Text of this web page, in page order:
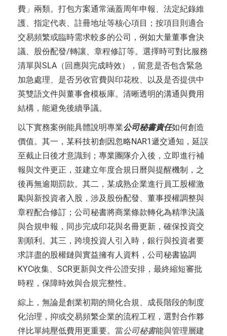
費」兩類。打包方案通常涵蓋周年申報、法定紀錄維
護、指定代表、註冊地址等核心項目；按項目則適合
交易頻繁或臨時需求較多的公司，例如大量董事會決
議、股份配發/轉讓、章程修訂等。選擇時可對比服務
清單與SLA（回應與完成時效），留意是否包含緊急
加急處理、是否另收官費與印花稅、以及是否提供中
英雙語文件與董事會模板庫。清晰透明的溝通與費用
結構，能避免後續爭議。
以下實務案例能具體說明專業公司秘書責任如何創造
價值。其一，某科技初創因忽略NAR1遞交通知，延誤
至截止日後才意識到；專業團隊介入後，立即進行補
報與文件更正，並建立年度合規日曆與提醒機制，之
後再無逾期罰款。其二，某成熟企業進行員工股權激
勵與新投資者入股，涉及股份配發、董事授權調整與
章程配合修訂；公司秘書將商業條款轉化為精準決議
與合規申報，同步完成印花與名冊更新，確保投資交
割順利。其三，跨境投資人引入時，銀行與投資者要
求詳盡的股權鏈與實益擁有人資料，公司秘書協調
KYC收集、SCR更新與文件公證安排，最終縮短審批
時程，保障時效與合規完整性。
綜上，無論是創業初期的簡化合規、成長階段的制度
化治理，抑或交易頻繁企業的流程工程，選對合作夥
伴比單純壓低費用更重要。當公司秘書能與管理層建